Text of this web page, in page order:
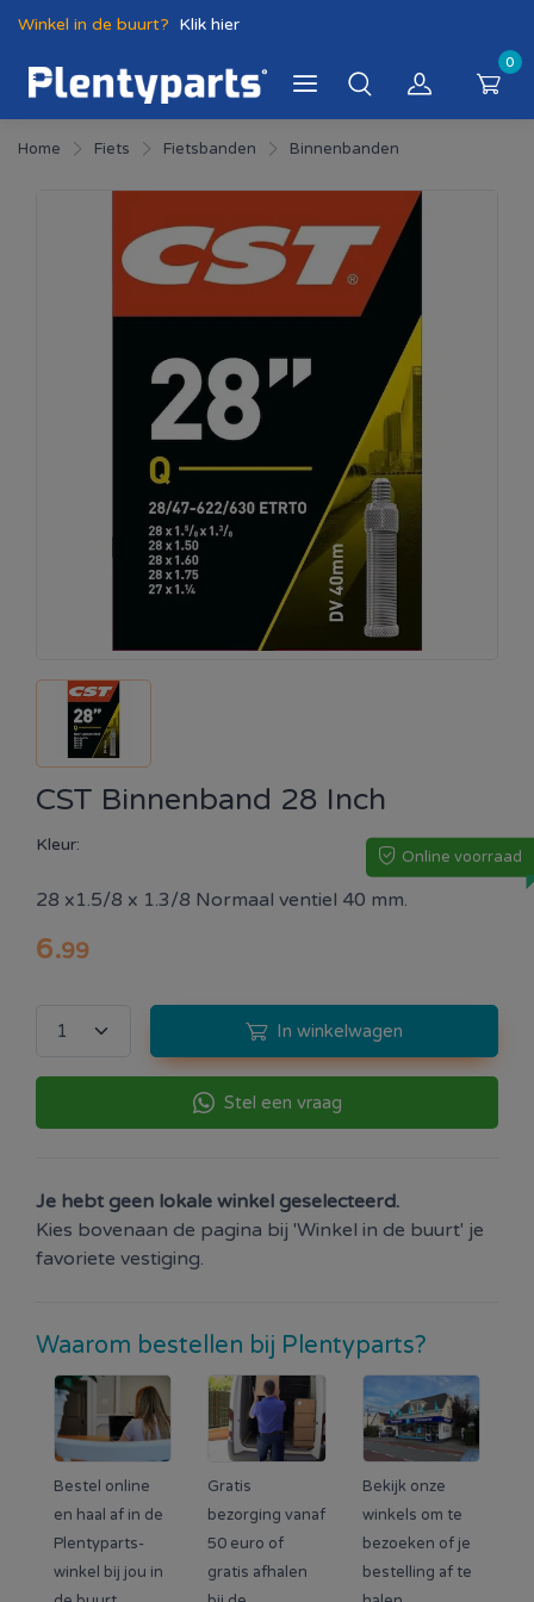
Winkel in de buurt? Klik hier
0
Home Fiets Fietsbanden Binnenbanden
CST Binnenband 28 Inch
Kleur:
Online voorraad
28 x1.5/8 x 1.3/8 Normaal ventiel 40 mm.
6.99
In winkelwagen
Stel een vraag
Je hebt geen lokale winkel geselecteerd.
Kies bovenaan de pagina bij 'Winkel in de buurt' je
favoriete vestiging.
Waarom bestellen bij Plentyparts?
Bestel online
en haal af in de
Plentyparts-
winkel bij jou in
Gratis
bezorging vanaf
50 euro of
gratis afhalen
Bekijk onze
winkels om te
bezoeken of je
bestelling af te